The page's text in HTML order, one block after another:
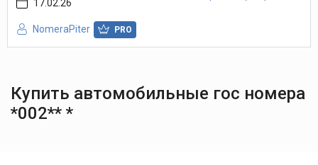
17.02.26
NomeraPiter PRO
Купить автомобильные гос номера
*002** *